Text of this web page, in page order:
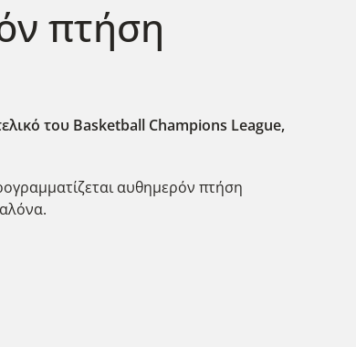
πτήση
του Basketball Champions League,
αυθημερόν πτήση